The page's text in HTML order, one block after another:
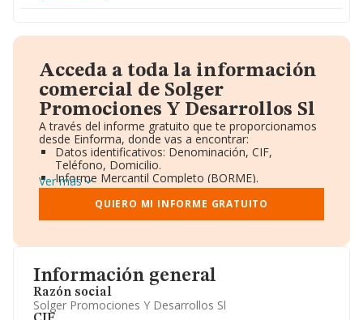
Información general
Razón social
Solger Promociones Y Desarrollos Sl
Acceda a toda la información
comercial de Solger
Promociones Y Desarrollos Sl
A través del informe gratuito que te proporcionamos
desde Einforma, donde vas a encontrar:
Datos identificativos: Denominación, CIF,
Teléfono, Domicilio.
Informe Mercantil Completo (BORME).
Gráficos de Evolución Ventas y Empleados.
Consejo de Administración y Administradores.
Directivos y Ejecutivos.
Información oficial y registral complementaria.
Ver más
QUIERO MI INFORME GRATUITO